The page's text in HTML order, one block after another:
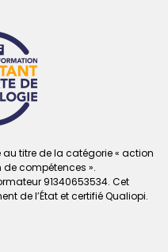
titre de la catégorie « action
de compétences ».
91340653534. Cet
de l’État et certifié Qualiopi.